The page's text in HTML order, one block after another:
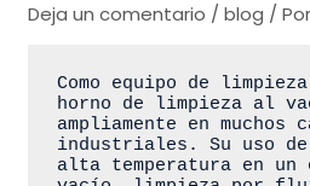
Deja un comentario /blog /
Como equipo de
horno de limpieza al
ampliamente en muchos
industriales. Su uso
alta temperatura en un